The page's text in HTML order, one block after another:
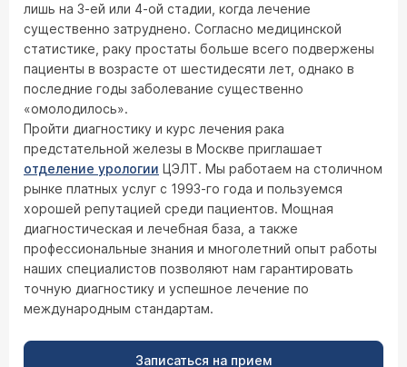
лишь на 3-ей или 4-ой стадии, когда лечение
существенно затруднено. Согласно медицинской
статистике, раку простаты больше всего подвержены
пациенты в возрасте от шестидесяти лет, однако в
последние годы заболевание существенно
«омолодилось».
Пройти диагностику и курс лечения рака
предстательной железы в Москве приглашает
отделение урологии ЦЭЛТ. Мы работаем на столичном
рынке платных услуг с 1993-го года и пользуемся
хорошей репутацией среди пациентов. Мощная
диагностическая и лечебная база, а также
профессиональные знания и многолетний опыт работы
наших специалистов позволяют нам гарантировать
точную диагностику и успешное лечение по
международным стандартам.
Записаться на прием